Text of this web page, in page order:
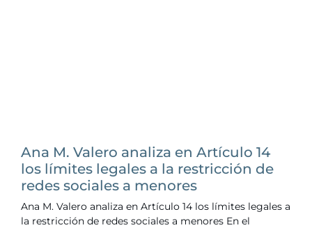
Ana M. Valero analiza en Artículo 14
los límites legales a la restricción de
redes sociales a menores
Ana M. Valero analiza en Artículo 14 los límites legales a
la restricción de redes sociales a menores En el